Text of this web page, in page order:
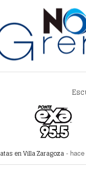
a la extorsión en
Villa Zaragoza bloquearon